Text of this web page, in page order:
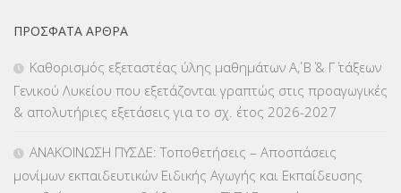
ΕΠΙΜΟΡΦΩΣΗ Τ.Π.Ε.(10)
ΚΕΣΥ(60)
ΠΡΌΣΦΑΤΑ ΆΡΘΡΑ
Καθορισμός εξεταστέας ύλης μαθημάτων Α΄, Β΄ & Γ΄ τάξεων
Γενικού Λυκείου που εξετάζονται γραπτώς στις προαγωγικές
& απολυτήριες εξετάσεις για το σχ. έτος 2026-2027
ΑΝΑΚΟΙΝΩΣΗ ΠΥΣΔΕ: Τοποθετήσεις – Αποσπάσεις
μονίμων εκπαιδευτικών Ειδικής Αγωγής και Εκπαίδευσης